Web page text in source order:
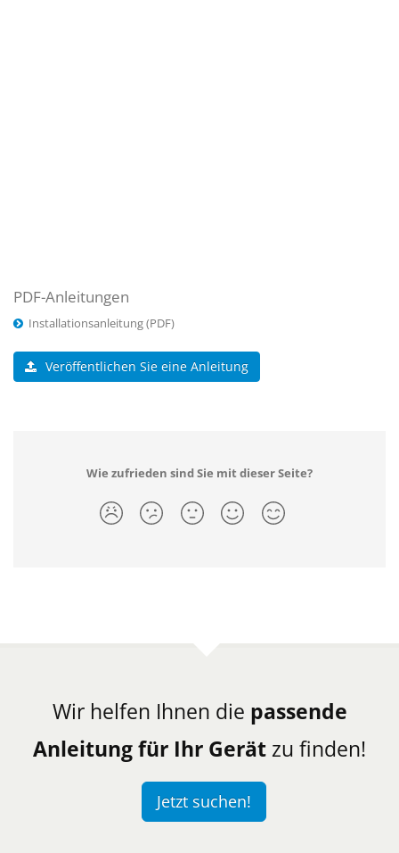
PDF-Anleitungen
Installationsanleitung (PDF)
Veröffentlichen Sie eine Anleitung
Wie zufrieden sind Sie mit dieser Seite?
Wir helfen Ihnen die passende
Anleitung für Ihr Gerät zu finden!
Jetzt suchen!